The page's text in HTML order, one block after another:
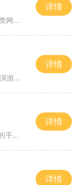
新开传奇世界sfcnbf是一款备受期待的传奇类网络游戏。该游戏以其独特的玩法和精美的画面而受到了广大玩家的喜爱。下面将为大家详细介绍这款游戏的具体玩法。新开传奇世界sfcnbf以
详情
传奇世界，作为一款深受玩家喜爱的角色扮演游戏，一直以来都备受关注。而新推出的传奇世界变态版本手游更是火爆无比。这款手游不仅继承传世经典玩法，更加入了许多创新元素，
详情
传奇世界手游私sf官网微变是一款备受期待的手机游戏，它将经典的传奇世界带入了手机端，为玩家们带来了全新的游戏体验。在这款游戏中，玩家可以选择不同的职业，探索广阔的世界
详情
详情